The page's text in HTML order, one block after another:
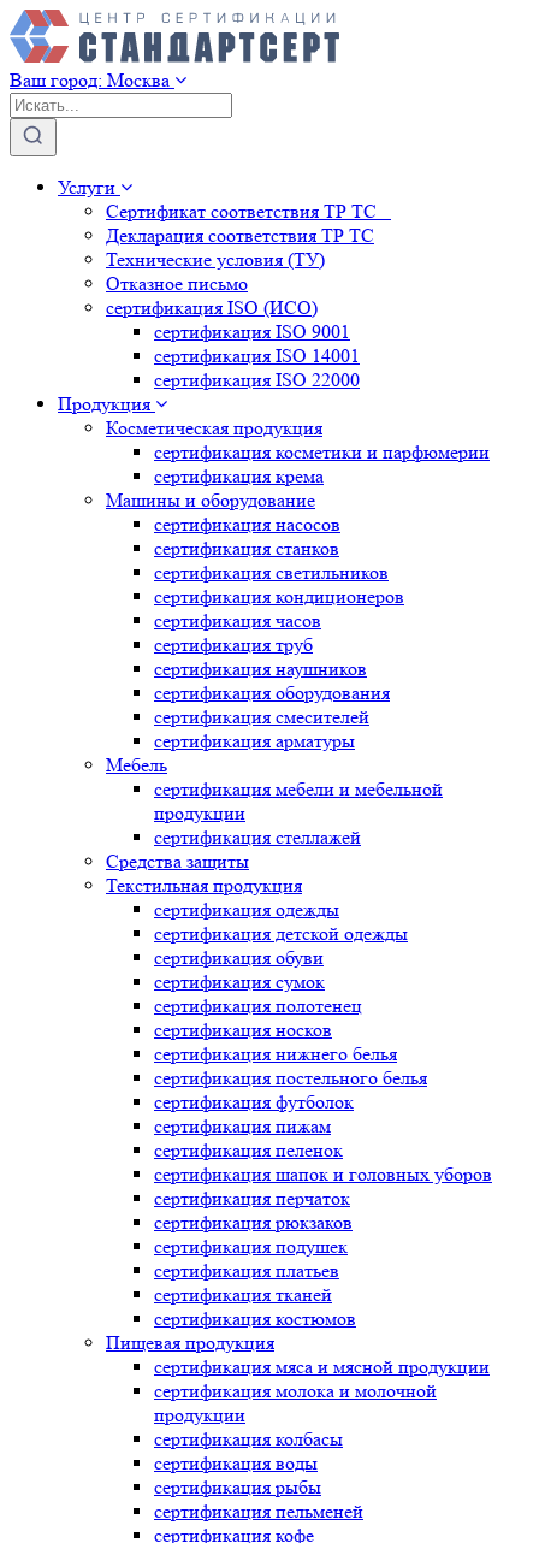
Ваш город: Москва
Услуги
Сертификат соответствия ТР ТС
Декларация соответствия ТР ТС
Технические условия (ТУ)
Отказное письмо
сертификация ISO (ИСО)
сертификация ISO 9001
сертификация ISO 14001
сертификация ISO 22000
Продукция
Косметическая продукция
сертификация косметики и парфюмерии
сертификация крема
Машины и оборудование
сертификация насосов
сертификация станков
сертификация светильников
сертификация кондиционеров
сертификация часов
сертификация труб
сертификация наушников
сертификация оборудования
сертификация смесителей
сертификация арматуры
Мебель
сертификация мебели и мебельной
продукции
сертификация стеллажей
Средства защиты
Текстильная продукция
сертификация одежды
сертификация детской одежды
сертификация обуви
сертификация сумок
сертификация полотенец
сертификация носков
сертификация нижнего белья
сертификация постельного белья
сертификация футболок
сертификация пижам
сертификация пеленок
сертификация шапок и головных уборов
сертификация перчаток
сертификация рюкзаков
сертификация подушек
сертификация платьев
сертификация тканей
сертификация костюмов
Пищевая продукция
сертификация мяса и мясной продукции
сертификация молока и молочной
продукции
сертификация колбасы
сертификация воды
сертификация рыбы
сертификация пельменей
сертификация кофе